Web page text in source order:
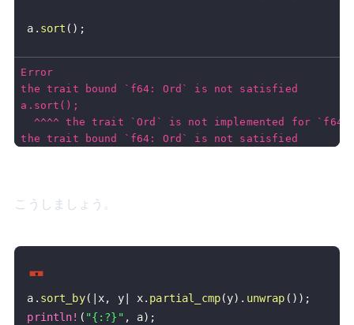
a . sort ( ) ;
Error
the trait bound `f64: Ord` is not satisfied
a.sort();
  ^^^^ the trait `Ord` is not implemented for `f64`
the trait bound `f64: Ord` is not satisfied
こうしましょう。
a . sort_by( x, y| x. partial_cmp(y) . unwrap ( ) ) ;
println! ( "{:?}" , a) ;